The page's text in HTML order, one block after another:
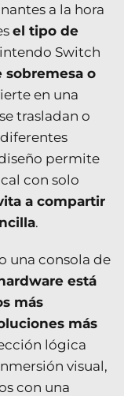
a la hora
el tipo de
Switch
sobremesa o
en una
trasladan o
permite
con solo
a compartir
.
una consola de
está
más
más
lógica
visual,
con una